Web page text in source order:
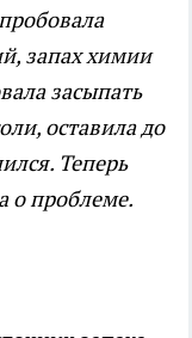
запах химии
засыпать
оставила до
Теперь
о проблеме.